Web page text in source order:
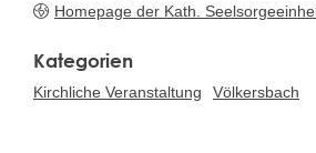
Homepage der Kath.
Kirchliche Veranstaltung Völkersbach